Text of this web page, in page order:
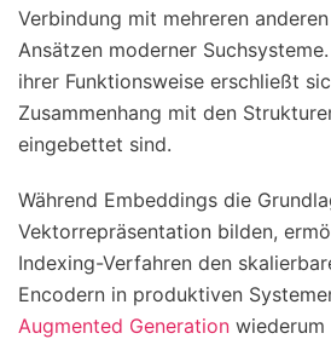
Verbindung mit mehreren
Ansätzen moderner
ihrer Funktionsweise erschließt
Zusammenhang mit den
eingebettet sind.
Während Embeddings die
Vektorrepräsentation bilden,
Indexing-Verfahren den
Encodern in produktiven
Augmented Generation